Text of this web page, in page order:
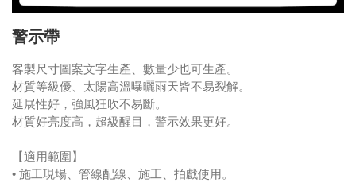
警示帶
客製尺寸圖案文字生產、數量少也可生產。
材質等級優、太陽高溫曝曬雨天皆不易裂解。
延展性好，強風狂吹不易斷。
材質好亮度高，超級醒目，警示效果更好。
【適用範圍】
• 施工現場、管線配線、施工、拍戲使用。